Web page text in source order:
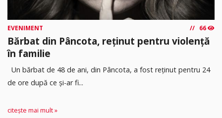
EVENIMENT 66
Bărbat din Pâncota, reținut pentru violență
în familie
Un bărbat de 48 de ani, din Pâncota, a fost reținut pentru 24
de ore după ce și-ar fi...
citește mai mult »